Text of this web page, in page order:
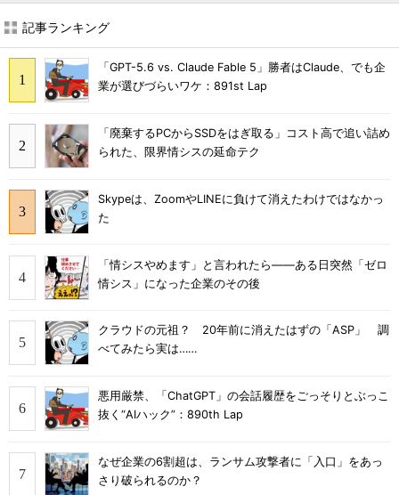
記事ランキング
「GPT-5.6 vs. Claude Fable 5」勝者はClaude、でも企
業が選びづらいワケ：891st Lap
「廃棄するPCからSSDをはぎ取る」コスト高で追い詰め
られた、限界情シスの延命テク
Skypeは、ZoomやLINEに負けて消えたわけではなかっ
た
「情シスやめます」と言われたら――ある日突然「ゼロ
情シス」になった企業のその後
クラウドの元祖？ 20年前に消えたはずの「ASP」 調
べてみたら実は……
悪用厳禁、「ChatGPT」の会話履歴をごっそりとぶっこ
抜く“AIハック”：890th Lap
なぜ企業の6割超は、ランサム攻撃者に「入口」をあっ
さり破られるのか？